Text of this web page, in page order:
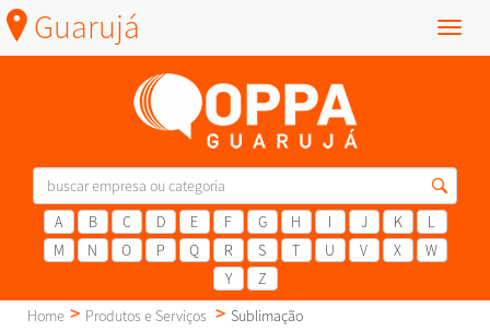
Menu
Guarujá
A B C D E F G H I J K
L
M
N O P Q R S T U V X
W
Y
Z
Home
Produtos e Serviços Sublimação